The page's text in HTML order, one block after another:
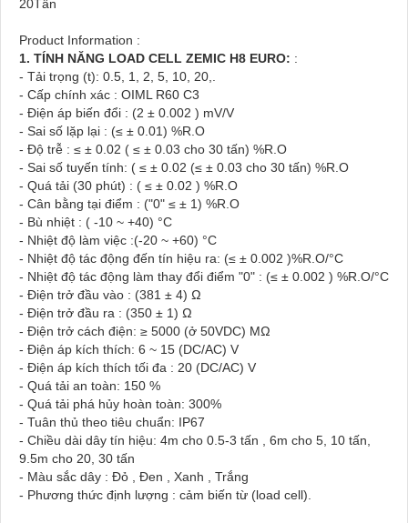
20Tấn
Product Information :
1. TÍNH NĂNG LOAD CELL ZEMIC H8 EURO: :
- Tải trọng (t): 0.5, 1, 2, 5, 10, 20,.
- Cấp chính xác : OIML R60 C3
- Điện áp biến đổi : (2 ± 0.002 ) mV/V
- Sai số lặp lại : (≤ ± 0.01) %R.O
- Độ trễ : ≤ ± 0.02 ( ≤ ± 0.03 cho 30 tấn) %R.O
- Sai số tuyến tính: ( ≤ ± 0.02 (≤ ± 0.03 cho 30 tấn) %R.O
- Quá tải (30 phút) : ( ≤ ± 0.02 ) %R.O
- Cân bằng tại điểm : ("0" ≤ ± 1) %R.O
- Bù nhiệt : ( -10 ~ +40) °C
- Nhiệt độ làm việc :(-20 ~ +60) °C
- Nhiệt độ tác động đến tín hiệu ra: (≤ ± 0.002 )%R.O/°C
- Nhiệt độ tác động làm thay đổi điểm "0" : (≤ ± 0.002 ) %R.O/°C
- Điện trở đầu vào : (381 ± 4) Ω
- Điện trở đầu ra : (350 ± 1) Ω
- Điện trở cách điện: ≥ 5000 (ở 50VDC) MΩ
- Điện áp kích thích: 6 ~ 15 (DC/AC) V
- Điện áp kích thích tối đa : 20 (DC/AC) V
- Quá tải an toàn: 150 %
- Quá tải phá hủy hoàn toàn: 300%
- Tuân thủ theo tiêu chuẩn: IP67
- Chiều dài dây tín hiệu: 4m cho 0.5-3 tấn , 6m cho 5, 10 tấn,
9.5m cho 20, 30 tấn
- Màu sắc dây : Đỏ , Đen , Xanh , Trắng
- Phương thức định lượng : cảm biến từ (load cell).